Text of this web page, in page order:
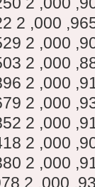
2 ,000
2 ,000
2 ,000
2 ,000
2 ,000
2 ,000
2 ,000
2 ,000
2 ,000